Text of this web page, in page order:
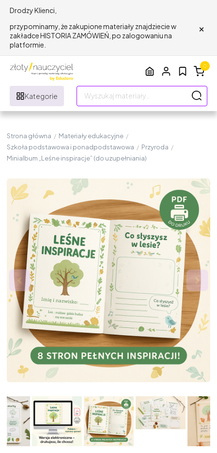
Drodzy Klienci,
przypominamy, że zakupione materiały znajdziecie w
zakładce HISTORIA ZAMÓWIEŃ, po zalogowaniu na
platformie.
×
Kategorie
0
Strona główna / Materiały edukacyjne /
Szkoła podstawowa i ponadpodstawowa / Przyroda /
Minialbum „Leśne inspiracje” (do uzupełniania)